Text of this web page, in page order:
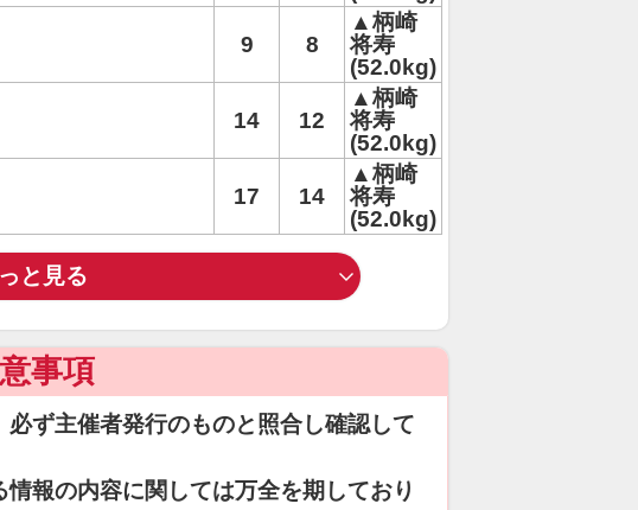
9 8
▲柄崎
将寿
(52.0kg)
14 12
▲柄崎
将寿
(52.0kg)
17 14
▲柄崎
将寿
(52.0kg)
と見る
事項
ず主催者発行のものと照合し確認して
報の内容に関しては万全を期しており